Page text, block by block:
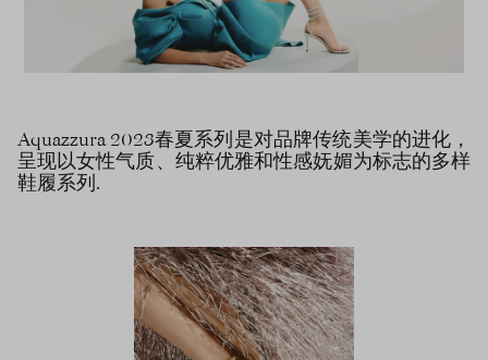
Aquazzura 2023春夏系列是对品牌传统美学的进化，
呈现以女性气质、纯粹优雅和性感妩媚为标志的多样
鞋履系列.